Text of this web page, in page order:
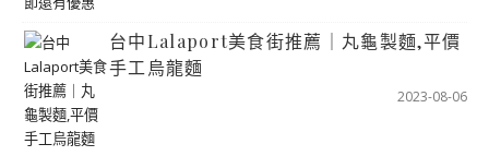
台中Lalaport美食街推薦｜丸龜製麵,平價
手工烏龍麵
2023-08-06